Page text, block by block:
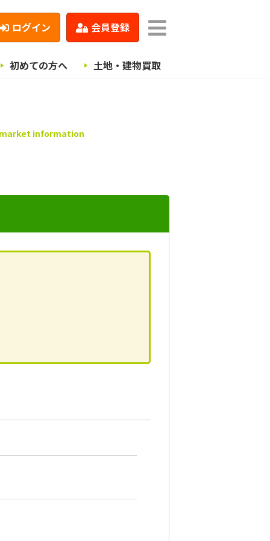
ログイン 会員登録
初めての方へ 土地・建物買取
information